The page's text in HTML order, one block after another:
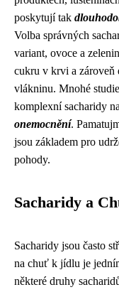
poskytují tak
Volba správných
variant, ovoce a
cukru v krvi a zároveň
vlákninu. Mnohé
komplexní sacharidy na
onemocnění.
jsou základem pro
pohody.
Sacharidy a
Sacharidy jsou často
na chuť k jídlu je
některé druhy